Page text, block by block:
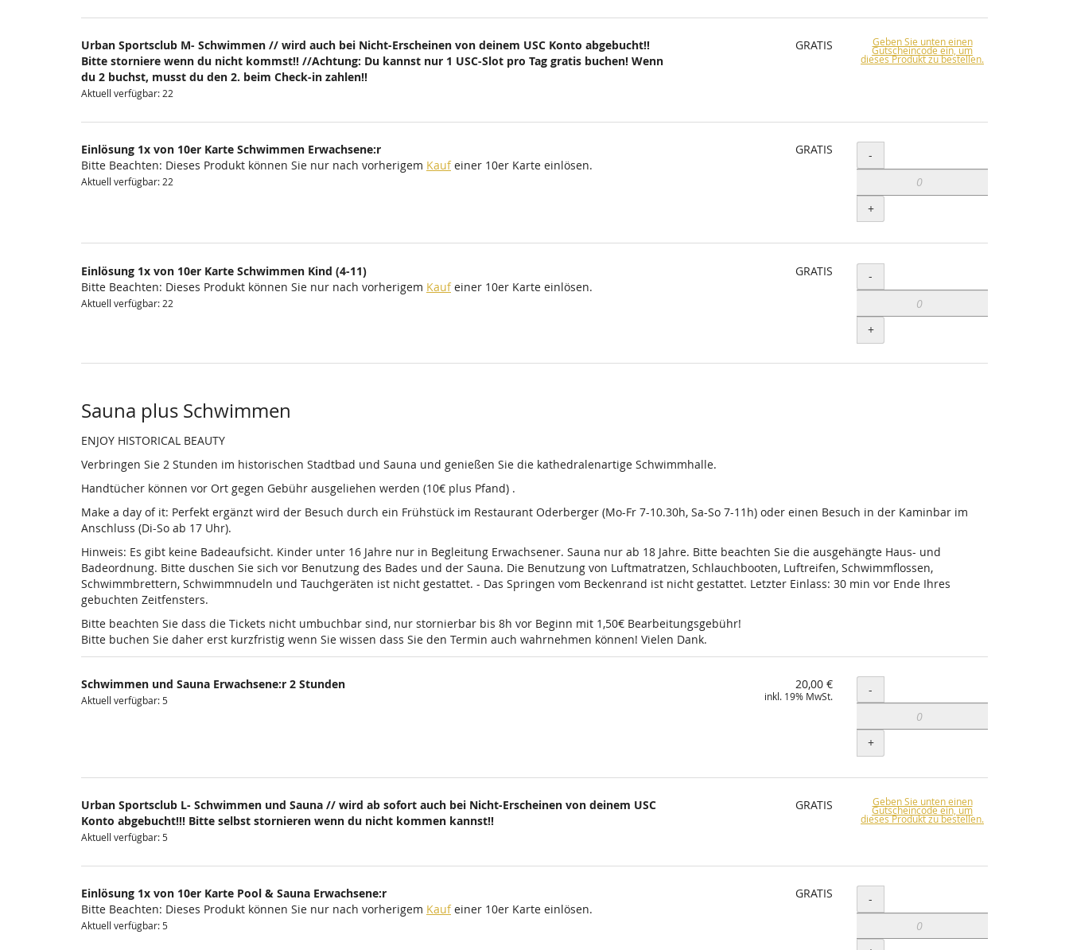
Urban Sportsclub M- Schwimmen // wird auch bei Nicht-Erscheinen von deinem USC Konto abgebucht!!
Bitte storniere wenn du nicht kommst!! //Achtung: Du kannst nur 1 USC-Slot pro Tag gratis buchen! Wenn
du 2 buchst, musst du den 2. beim Check-in zahlen!!
Aktuell verfügbar: 22
GRATIS Geben Sie unten einen
Gutscheincode ein, um
dieses Produkt zu bestellen.
Einlösung 1x von 10er Karte Schwimmen Erwachsene:r
Bitte Beachten: Dieses Produkt können Sie nur nach vorherigem Kaufeiner 10er Karte einlösen.
Aktuell verfügbar: 22
GRATIS Menge
-
+
Einlösung 1x von 10er Karte Schwimmen Kind (4-11)
Bitte Beachten: Dieses Produkt können Sie nur nach vorherigem Kaufeiner 10er Karte einlösen.
Aktuell verfügbar: 22
GRATIS Menge
-
+
Sauna plus Schwimmen
ENJOY HISTORICAL BEAUTY
Verbringen Sie 2 Stunden im historischen Stadtbad und Sauna und genießen Sie die kathedralenartige Schwimmhalle.
Handtücher können vor Ort gegen Gebühr ausgeliehen werden (10€ plus Pfand) .
Make a day of it: Perfekt ergänzt wird der Besuch durch ein Frühstück im Restaurant Oderberger (Mo-Fr 7-10.30h, Sa-So 7-11h) oder einen Besuch in der Kaminbar im
Anschluss (Di-So ab 17 Uhr).
Hinweis: Es gibt keine Badeaufsicht. Kinder unter 16 Jahre nur in Begleitung Erwachsener. Sauna nur ab 18 Jahre. Bitte beachten Sie die ausgehängte Haus- und
Badeordnung. Bitte duschen Sie sich vor Benutzung des Bades und der Sauna. Die Benutzung von Luftmatratzen, Schlauchbooten, Luftreifen, Schwimmflossen,
Schwimmbrettern, Schwimmnudeln und Tauchgeräten ist nicht gestattet. - Das Springen vom Beckenrand ist nicht gestattet. Letzter Einlass: 30 min vor Ende Ihres
gebuchten Zeitfensters.
Bitte beachten Sie dass die Tickets nicht umbuchbar sind, nur stornierbar bis 8h vor Beginn mit 1,50€ Bearbeitungsgebühr!
Bitte buchen Sie daher erst kurzfristig wenn Sie wissen dass Sie den Termin auch wahrnehmen können! Vielen Dank.
Schwimmen und Sauna Erwachsene:r 2 Stunden
Aktuell verfügbar: 5
20,00 €
inkl. 19% MwSt. Menge
-
+
Urban Sportsclub L- Schwimmen und Sauna // wird ab sofort auch bei Nicht-Erscheinen von deinem USC
Konto abgebucht!!! Bitte selbst stornieren wenn du nicht kommen kannst!!
Aktuell verfügbar: 5
GRATIS Geben Sie unten einen
Gutscheincode ein, um
dieses Produkt zu bestellen.
Einlösung 1x von 10er Karte Pool & Sauna Erwachsene:r
Bitte Beachten: Dieses Produkt können Sie nur nach vorherigem Kaufeiner 10er Karte einlösen.
Aktuell verfügbar: 5
GRATIS Menge
-